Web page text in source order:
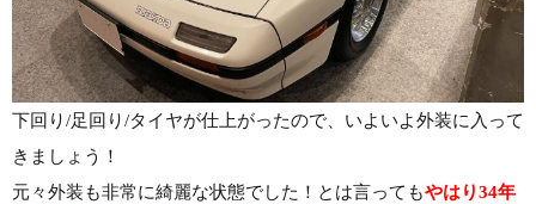
下回り/足回り/タイヤが仕上がったので、いよいよ外装に入って
きましょう！
元々外装も非常に綺麗な状態でした！とは言ってもやはり34年